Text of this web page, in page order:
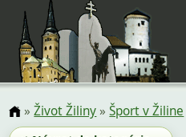
»Život Žiliny»Šport v Žiline